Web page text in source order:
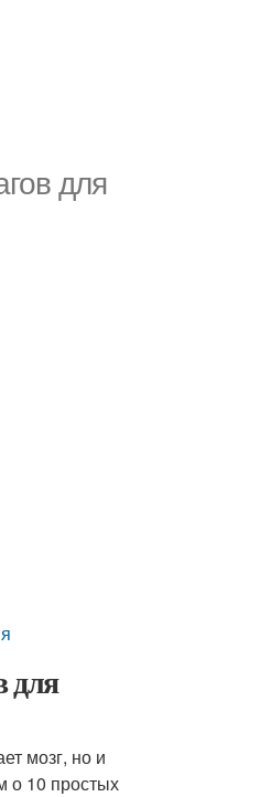
для
для
мозг, но и
о 10 простых